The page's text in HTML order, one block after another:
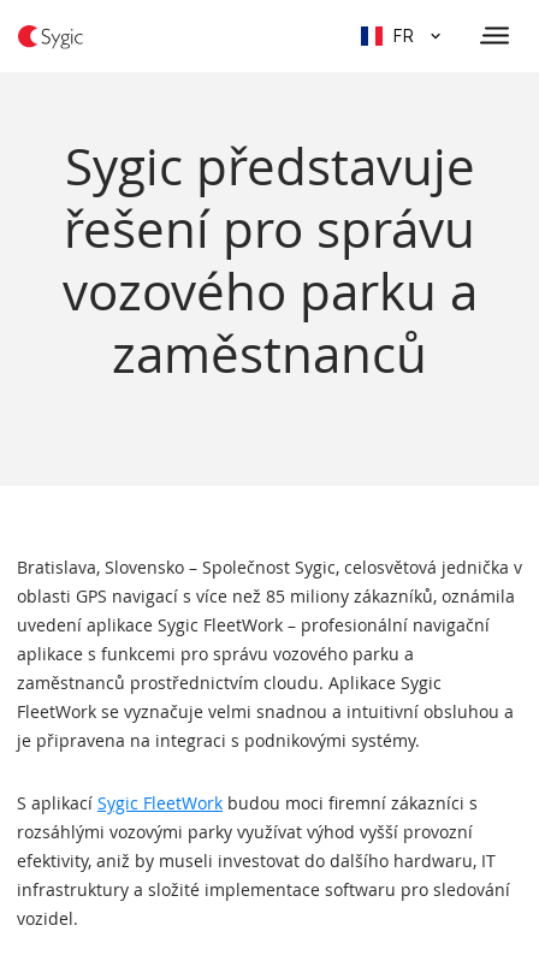
FR
Sygic představuje
řešení pro správu
vozového parku a
zaměstnanců
Bratislava, Slovensko – Společnost Sygic, celosvětová jednička v
oblasti GPS navigací s více než 85 miliony zákazníků, oznámila
uvedení aplikace Sygic FleetWork – profesionální navigační
aplikace s funkcemi pro správu vozového parku a
zaměstnanců prostřednictvím cloudu. Aplikace Sygic
FleetWork se vyznačuje velmi snadnou a intuitivní obsluhou a
je připravena na integraci s podnikovými systémy.
S aplikací Sygic FleetWork budou moci firemní zákazníci s
rozsáhlými vozovými parky využívat výhod vyšší provozní
efektivity, aniž by museli investovat do dalšího hardwaru, IT
infrastruktury a složité implementace softwaru pro sledování
vozidel.